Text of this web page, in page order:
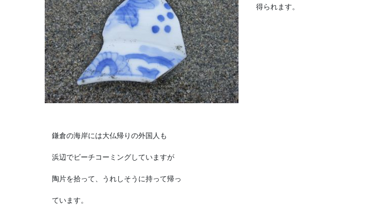
得られます。
鎌倉の海岸には大仏帰りの外国人も
浜辺でビーチコーミングしていますが
陶片を拾って、うれしそうに持って帰っ
ています。